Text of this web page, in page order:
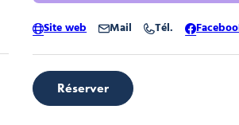
Site web Mail Tél.
Réserver